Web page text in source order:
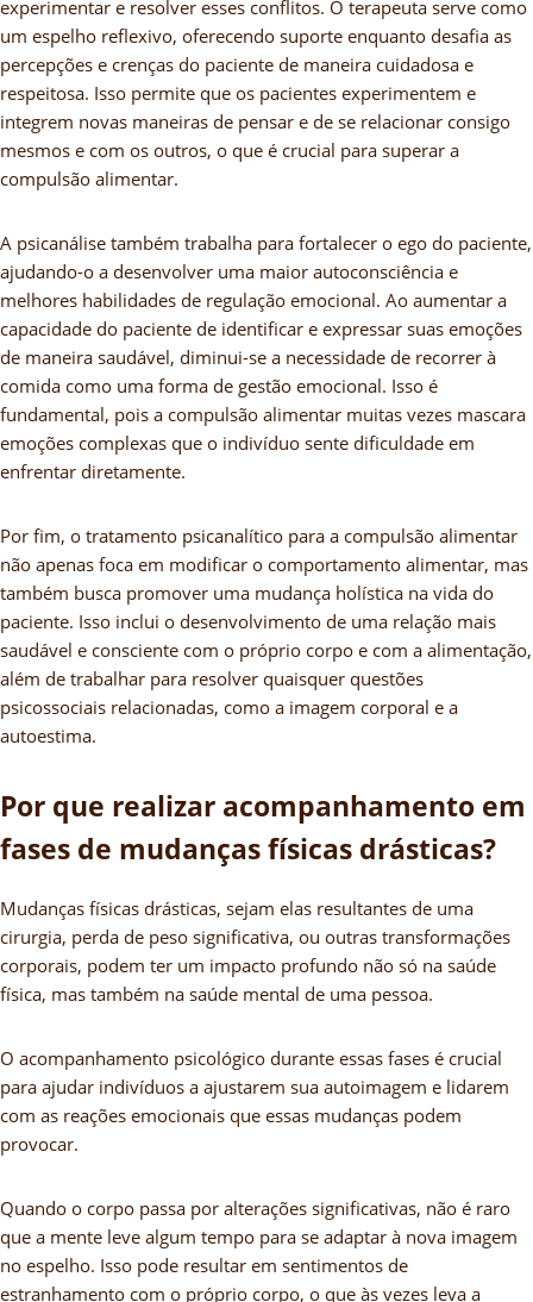
experimentar e resolver esses conflitos. O terapeuta serve como
um espelho reflexivo, oferecendo suporte enquanto desafia as
percepções e crenças do paciente de maneira cuidadosa e
respeitosa. Isso permite que os pacientes experimentem e
integrem novas maneiras de pensar e de se relacionar consigo
mesmos e com os outros, o que é crucial para superar a
compulsão alimentar.
A psicanálise também trabalha para fortalecer o ego do paciente,
ajudando-o a desenvolver uma maior autoconsciência e
melhores habilidades de regulação emocional. Ao aumentar a
capacidade do paciente de identificar e expressar suas emoções
de maneira saudável, diminui-se a necessidade de recorrer à
comida como uma forma de gestão emocional. Isso é
fundamental, pois a compulsão alimentar muitas vezes mascara
emoções complexas que o indivíduo sente dificuldade em
enfrentar diretamente.
Por fim, o tratamento psicanalítico para a compulsão alimentar
não apenas foca em modificar o comportamento alimentar, mas
também busca promover uma mudança holística na vida do
paciente. Isso inclui o desenvolvimento de uma relação mais
saudável e consciente com o próprio corpo e com a alimentação,
além de trabalhar para resolver quaisquer questões
psicossociais relacionadas, como a imagem corporal e a
autoestima.
Por que realizar acompanhamento em
fases de mudanças físicas drásticas?
Mudanças físicas drásticas, sejam elas resultantes de uma
cirurgia, perda de peso significativa, ou outras transformações
corporais, podem ter um impacto profundo não só na saúde
física, mas também na saúde mental de uma pessoa.
O acompanhamento psicológico durante essas fases é crucial
para ajudar indivíduos a ajustarem sua autoimagem e lidarem
com as reações emocionais que essas mudanças podem
provocar.
Quando o corpo passa por alterações significativas, não é raro
que a mente leve algum tempo para se adaptar à nova imagem
no espelho. Isso pode resultar em sentimentos de
estranhamento com o próprio corpo, o que às vezes leva a